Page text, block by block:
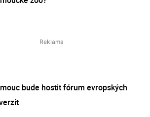
bude hostit fórum evropských